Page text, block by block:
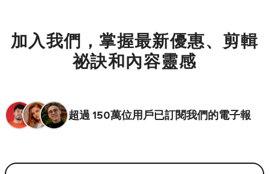
加入我們，掌握最新優惠、剪輯
祕訣和內容靈感
超過 150萬位用戶已訂閱我們的電子報